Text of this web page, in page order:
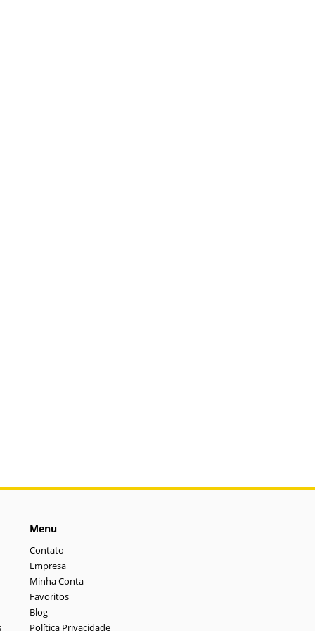
Menu
Contato
Empresa
Minha Conta
Favoritos
Blog
Política Privacidade